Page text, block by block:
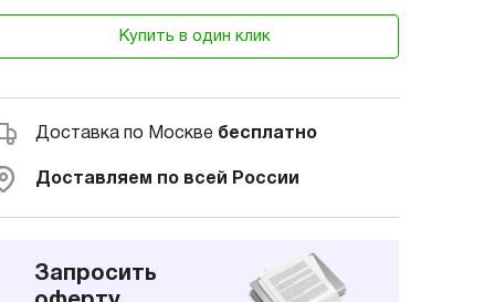
Купить в один клик
Доставка по Москве бесплатно
Доставляем по всей России
Запросить